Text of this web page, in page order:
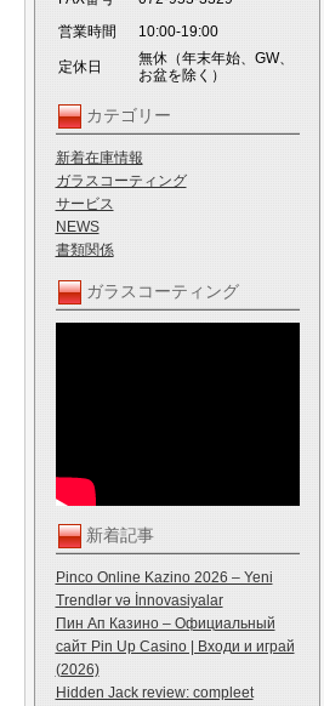
営業時間
10:00-19:00
定休日
無休（年末年始、GW、
お盆を除く）
カテゴリー
新着在庫情報
ガラスコーティング
サービス
NEWS
書類関係
ガラスコーティング
新着記事
Pinco Online Kazino 2026 – Yeni
Trendlər və İnnovasiyalar
Пин Ап Казино – Официальный
сайт Pin Up Casino | Входи и играй
(2026)
Hidden Jack review: compleet